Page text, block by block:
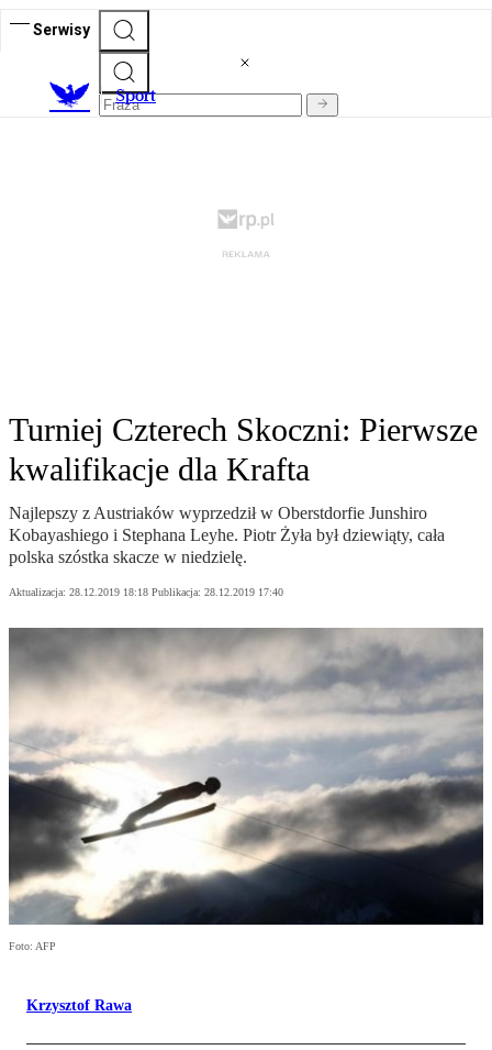
Serwisy
Sport
Turniej Czterech Skoczni: Pierwsze
kwalifikacje dla Krafta
Najlepszy z Austriaków wyprzedził w Oberstdorfie Junshiro
Kobayashiego i Stephana Leyhe. Piotr Żyła był dziewiąty, cała
polska szóstka skacze w niedzielę.
Aktualizacja: 28.12.2019 18:18 Publikacja: 28.12.2019 17:40
Foto: AFP
Krzysztof Rawa